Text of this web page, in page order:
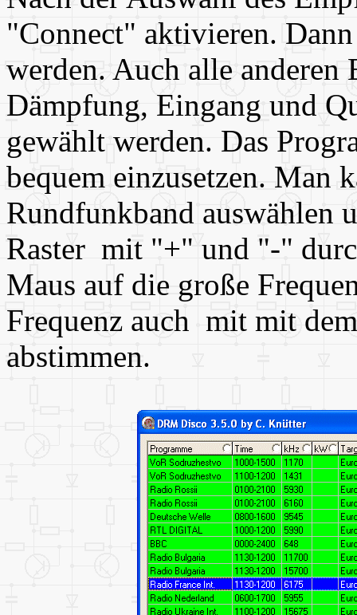
"Connect" aktivieren.
werden. Auch alle
Dämpfung, Eingang und
gewählt werden. Das
bequem einzusetzen. Man
Rundfunkband auswählen
Raster mit "+" und "-"
Maus auf die große
Frequenz auch mit mit
abstimmen.